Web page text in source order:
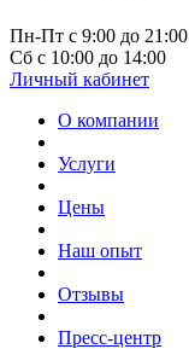
Пн-Пт с 9:00 до 21:00
Сб с 10:00 до 14:00
Личный кабинет
О компании
Услуги
Цены
Наш опыт
Отзывы
Пресс-центр